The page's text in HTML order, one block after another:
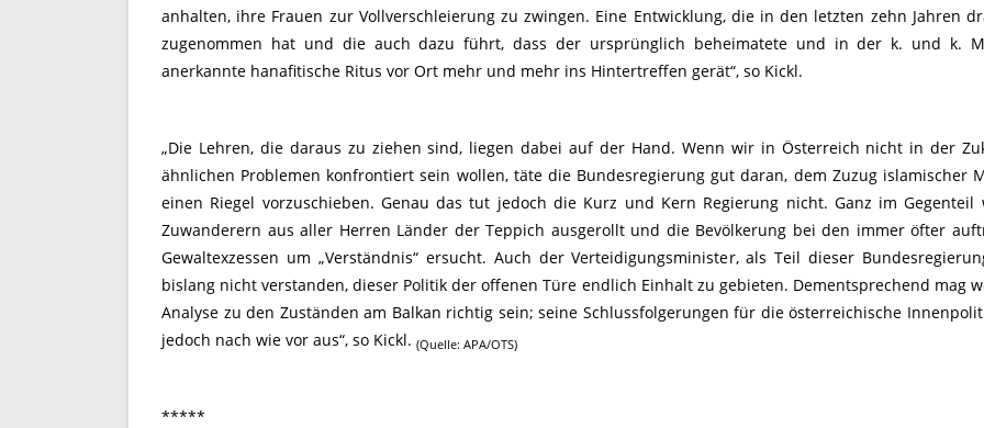
anhalten, ihre Frauen zur Vollverschleierung zu zwingen. Eine Entwicklung, die in den letzten zehn Jahren
zugenommen hat und die auch dazu führt, dass der ursprünglich beheimatete und in der k. und k.
anerkannte hanafitische Ritus vor Ort mehr und mehr ins Hintertreffen gerät“, so Kickl.
„Die Lehren, die daraus zu ziehen sind, liegen dabei auf der Hand. Wenn wir in Österreich nicht in der
ähnlichen Problemen konfrontiert sein wollen, täte die Bundesregierung gut daran, dem Zuzug islamischer
einen Riegel vorzuschieben. Genau das tut jedoch die Kurz und Kern Regierung nicht. Ganz im Gegenteil
Zuwanderern aus aller Herren Länder der Teppich ausgerollt und die Bevölkerung bei den immer öfter
Gewaltexzessen um „Verständnis“ ersucht. Auch der Verteidigungsminister, als Teil dieser
bislang nicht verstanden, dieser Politik der offenen Türe endlich Einhalt zu gebieten. Dementsprechend mag
Analyse zu den Zuständen am Balkan richtig sein; seine Schlussfolgerungen für die österreichische
jedoch nach wie vor aus“, so Kickl. (Quelle: APA/OTS)
*****